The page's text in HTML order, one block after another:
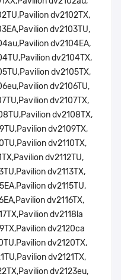
dv2102TX,
dv2103TU,
dv2104EA,
dv2104TX,
dv2105TX,
dv2106TU,
dv2107TX,
dv2108TX,
dv2109TX,
dv2110TX,
dv2112TU,
dv2113TX,
dv2115TU,
dv2116TX,
dv2118la
dv2120ca
dv2120TX,
dv2121TX,
dv2123eu,